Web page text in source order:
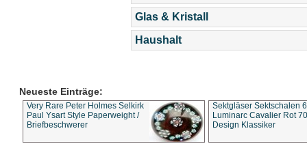
Glas & Kristall
Haushalt
Neueste Einträge:
Very Rare Peter Holmes Selkirk
Paul Ysart Style Paperweight /
Briefbeschwerer
Sektgläser Sektschalen
Luminarc Cavalier Rot
Design Klassiker